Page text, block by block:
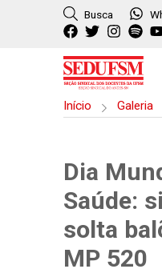
Busca
Início Galeria
Dia
Saúde:
solta
MP 520